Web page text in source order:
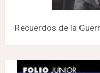
Recuerdos de la